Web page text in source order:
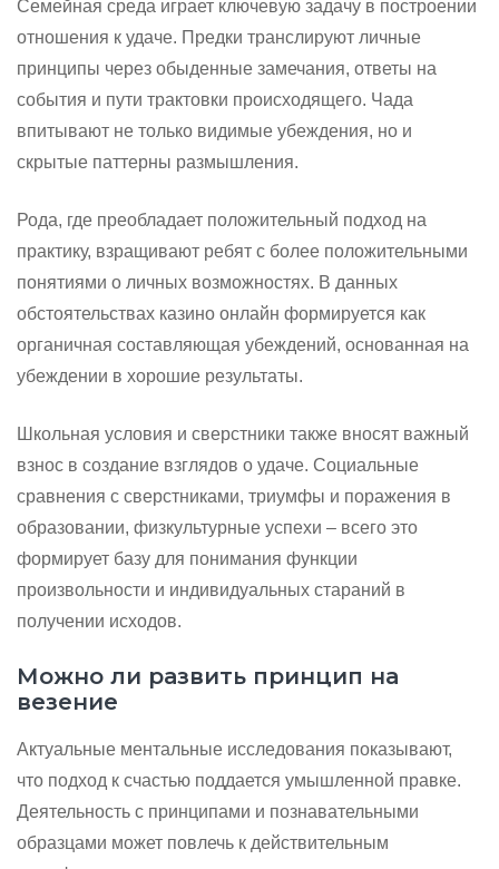
Семейная среда играет ключевую задачу в построении
отношения к удаче. Предки транслируют личные
принципы через обыденные замечания, ответы на
события и пути трактовки происходящего. Чада
впитывают не только видимые убеждения, но и
скрытые паттерны размышления.
Рода, где преобладает положительный подход на
практику, взращивают ребят с более положительными
понятиями о личных возможностях. В данных
обстоятельствах казино онлайн формируется как
органичная составляющая убеждений, основанная на
убеждении в хорошие результаты.
Школьная условия и сверстники также вносят важный
взнос в создание взглядов о удаче. Социальные
сравнения с сверстниками, триумфы и поражения в
образовании, физкультурные успехи – всего это
формирует базу для понимания функции
произвольности и индивидуальных стараний в
получении исходов.
Можно ли развить принцип на
везение
Актуальные ментальные исследования показывают,
что подход к счастью поддается умышленной правке.
Деятельность с принципами и познавательными
образцами может повлечь к действительным